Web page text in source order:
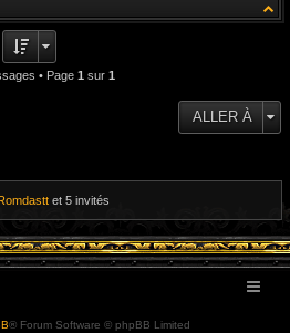
• Page 1 sur 1
ALLER À
et 5 invités
® Forum Software © phpBB Limited